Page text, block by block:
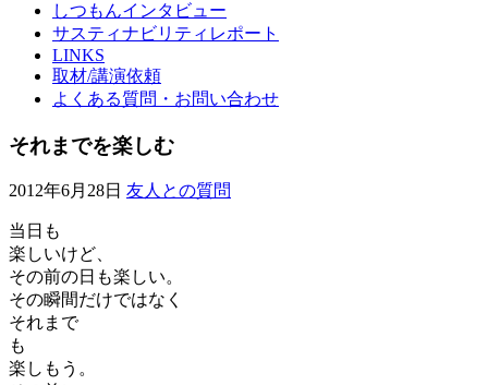
しつもんインタビュー
サスティナビリティレポート
LINKS
取材/講演依頼
よくある質問・お問い合わせ
それまでを楽しむ
2012年6月28日 友人との質問
当日も
楽しいけど、
その前の日も楽しい。
その瞬間だけではなく
それまで
も
楽しもう。